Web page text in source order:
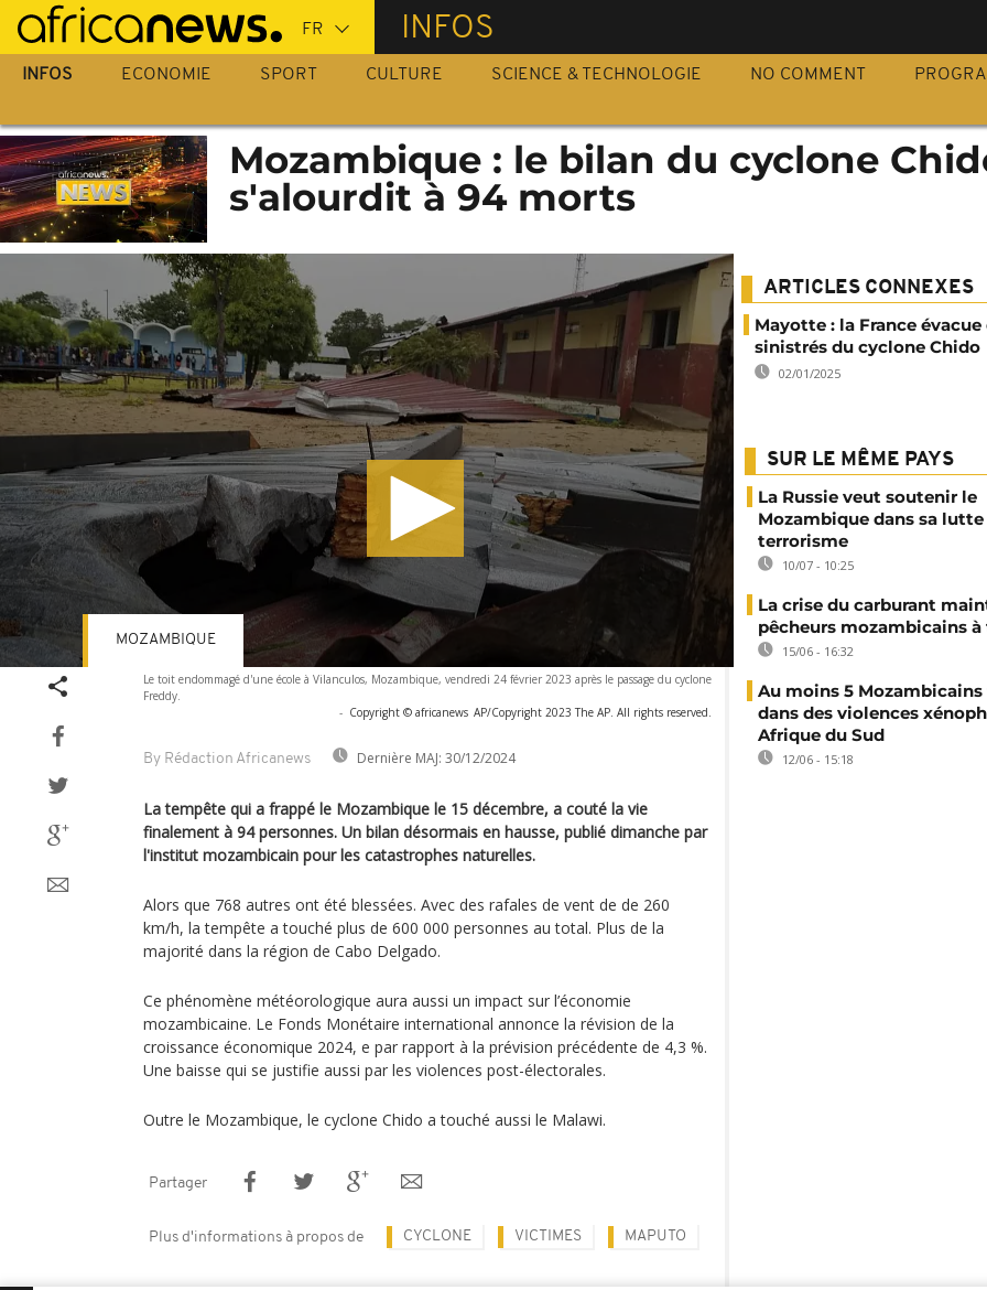
Passer
au
contenu
INFOS
INFOS ECONOMIE SPORT CULTURE SCIENCE & TECHNOLOGIE NO COMMENT
Mozambique : le bilan du cyclone
s'alourdit à 94 morts
Le toit endommagé d'une école à Vilanculos, Mozambique, vendredi 24 février 2023 après le passage du cyclone
Freddy.
- Copyright © africanews AP/Copyright 2023 The AP. All rights reserved.
By Rédaction Africanews Dernière MAJ: 30/12/2024
MOZAMBIQUE
La tempête qui a frappé le Mozambique le 15 décembre, a couté la vie
finalement à 94 personnes. Un bilan désormais en hausse, publié dimanche par
l'institut mozambicain pour les catastrophes naturelles.
Alors que 768 autres ont été blessées. Avec des rafales de vent de de 260
km/h, la tempête a touché plus de 600 000 personnes au total. Plus de la
majorité dans la région de Cabo Delgado.
Ce phénomène météorologique aura aussi un impact sur l’économie
mozambicaine. Le Fonds Monétaire international annonce la révision de la
croissance économique 2024, e par rapport à la prévision précédente de 4,3 %.
Une baisse qui se justifie aussi par les violences post-électorales.
Outre le Mozambique, le cyclone Chido a touché aussi le Malawi.
Partager
Plus d'informations à propos de CYCLONE VICTIMES MAPUTO
ARTICLES CONNEXES
Mayotte : la France évacue
sinistrés du cyclone Chido
02/01/2025
SUR LE MÊME PAYS
La Russie veut soutenir le
Mozambique dans sa
terrorisme
10/07 - 10:25
La crise du carburant
pêcheurs mozambicains à
15/06 - 16:32
Au moins 5 Mozambicains
dans des violences
Afrique du Sud
12/06 - 15:18